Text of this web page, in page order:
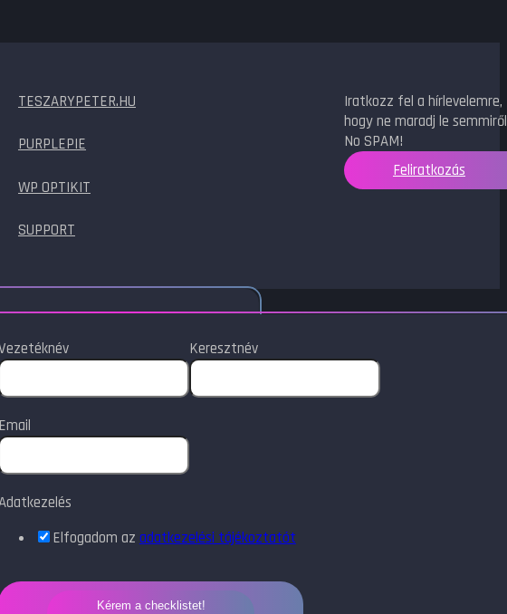
TESZARYPETER.HU
PURPLEPIE
WP OPTIKIT
SUPPORT
Iratkozz fel a hírlevelemre,
hogy ne maradj le
No SPAM!
Feliratkozás
Keresztnév
Email
Elfogadom az adatkezelési tájékoztatót
Kérem a checklistet!